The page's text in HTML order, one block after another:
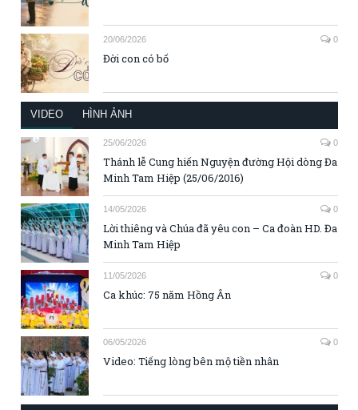
20/06/2026 0
Đời con có bố
VIDEO HÌNH ẢNH
25/06/2026 0
Thánh lễ Cung hiến Nguyện đường Hội dòng Đa
Minh Tam Hiệp (25/06/2016)
14/05/2026 0
Lời thiêng và Chúa đã yêu con – Ca đoàn HD. Đa
Minh Tam Hiệp
11/05/2026 0
Ca khúc: 75 năm Hồng Ân
06/05/2026 0
Video: Tiếng lòng bên mộ tiền nhân